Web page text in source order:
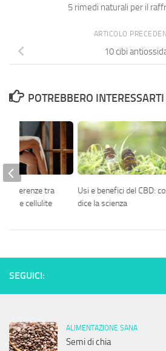
5 rimedi naturali per il
ARTICOLO
10 cibi
POTREBBERO
Usi e benefici del CBD:
dice la scienza
differenze tra
e cellulite
SEGUICI:
ALIMENTAZIONE SANA
Semi di chia